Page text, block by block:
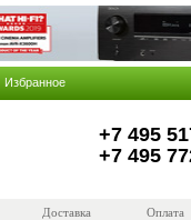
Избранное
+7 495
+7 495
Доставка Оплата